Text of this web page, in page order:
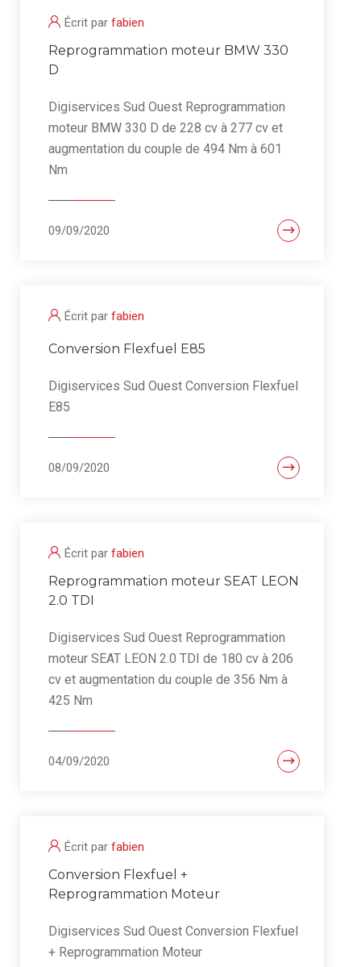
Écrit par fabien
Reprogrammation moteur BMW 330
D
Digiservices Sud Ouest Reprogrammation
moteur BMW 330 D de 228 cv à 277 cv et
augmentation du couple de 494 Nm à 601
Nm
09/09/2020
Écrit par fabien
Conversion Flexfuel E85
Digiservices Sud Ouest Conversion Flexfuel
E85
08/09/2020
Écrit par fabien
Reprogrammation moteur SEAT LEON
2.0 TDI
Digiservices Sud Ouest Reprogrammation
moteur SEAT LEON 2.0 TDI de 180 cv à 206
cv et augmentation du couple de 356 Nm à
425 Nm
04/09/2020
Écrit par fabien
Conversion Flexfuel +
Reprogrammation Moteur
Digiservices Sud Ouest Conversion Flexfuel
+ Reprogrammation Moteur